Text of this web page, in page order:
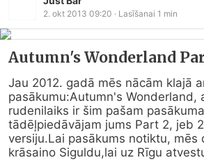
2. okt 2013 09:20 · Lasīšanai 1 min
Autumn's Wonderland
Jau 2012. gadā mēs nācām klajā
pasākumu:Autumn's Wonderland,
rudenilaiks ir šim pašam
tādēļpiedāvājam jums Part 2, jeb
versiju.Lai pasākums notiktu, mēs
krāsaino Siguldu,lai uz Rīgu